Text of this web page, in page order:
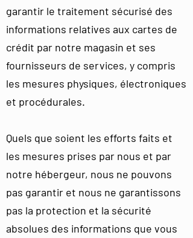
garantir le traitement sécurisé des
informations relatives aux cartes de
crédit par notre magasin et ses
fournisseurs de services, y compris
les mesures physiques, électroniques
et procédurales.
Quels que soient les efforts faits et
les mesures prises par nous et par
notre hébergeur, nous ne pouvons
pas garantir et nous ne garantissons
pas la protection et la sécurité
absolues des informations que vous